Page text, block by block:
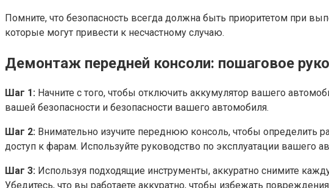
Помните, что безопасность всегда должна быть приоритетом при
которые могут привести к несчастному случаю.
Демонтаж передней консоли: пошаговое
Шаг 1: Начните с того, чтобы отключить аккумулятор вашего
вашей безопасности и безопасности вашего автомобиля.
Шаг 2: Внимательно изучите переднюю консоль, чтобы определить
доступ к фарам. Используйте руководство по эксплуатации вашего
Шаг 3: Используя подходящие инструменты, аккуратно снимите
Убедитесь, что вы работаете аккуратно, чтобы избежать